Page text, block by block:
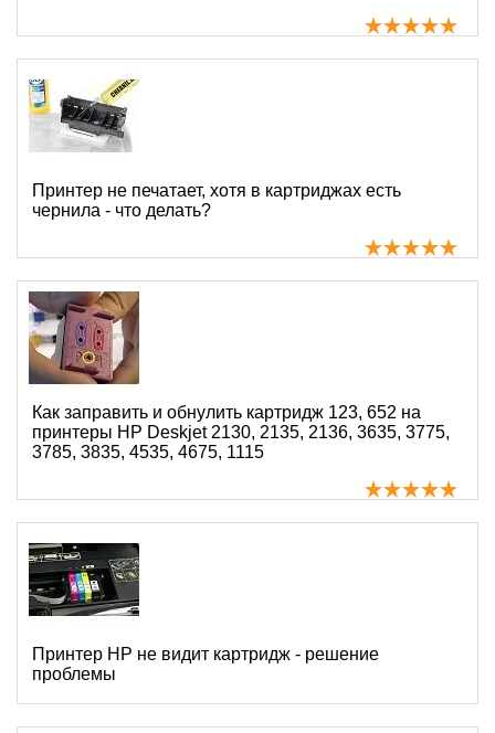
Принтер не печатает, хотя в картриджах есть
чернила - что делать?
Как заправить и обнулить картридж 123, 652 на
принтеры HP Deskjet 2130, 2135, 2136, 3635, 3775,
3785, 3835, 4535, 4675, 1115
Принтер HP не видит картридж - решение
проблемы